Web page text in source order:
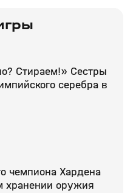
Стираем!» Сестры
серебра в
чемпиона Хардена
хранении оружия